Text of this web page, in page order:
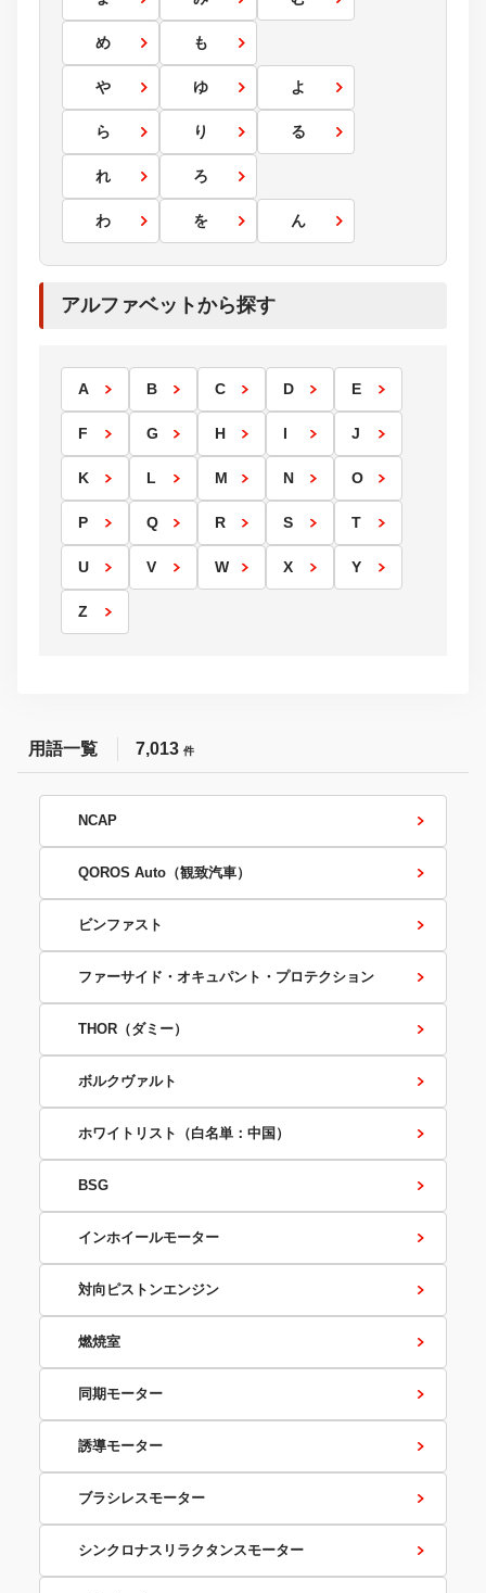
め も
や ゆ よ
ら り る
れ ろ
わ を ん
アルファベットから探す
A B C D E
F G H I J
K L M N O
P Q R S T
U V W X Y
Z
用語一覧 7,013 件
NCAP
QOROS Auto（観致汽車）
ビンファスト
ファーサイド・オキュパント・プロテクション
THOR（ダミー）
ボルクヴァルト
ホワイトリスト（白名単：中国）
BSG
インホイールモーター
対向ピストンエンジン
燃焼室
同期モーター
誘導モーター
ブラシレスモーター
シンクロナスリラクタンスモーター